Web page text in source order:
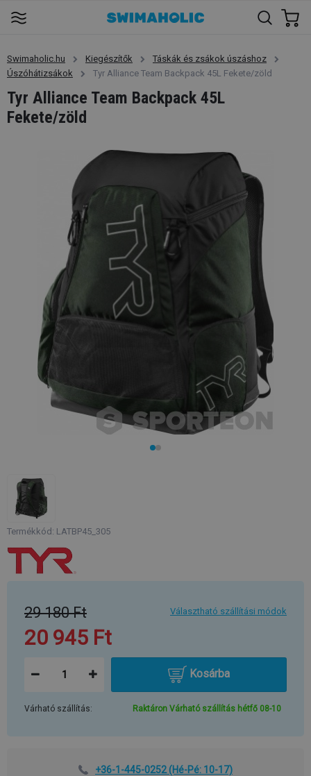
Swimaholic.hu Kiegészítők
Táskák és zsákok úszáshoz
Úszóhátizsákok
Tyr Alliance Team Backpack 45L Fekete/zöld
Tyr Alliance Team Backpack 45L
Fekete/zöld
Termékkód: LATBP45_305
29 180 Ft
20 945 Ft
Választható szállítási módok
Kosárba
Várható szállítás: Raktáron Várható szállítás hétfő 08-10
+36-1-445-0252(Hé-Pé: 10-17)